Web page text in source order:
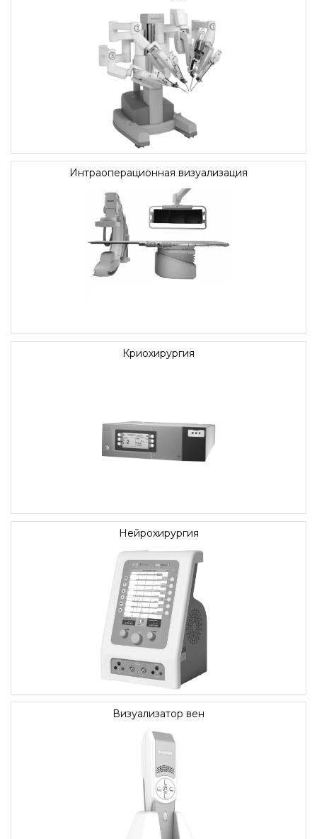
Интраоперационная визуализация
Криохирургия
Нейрохирургия
Визуализатор вен